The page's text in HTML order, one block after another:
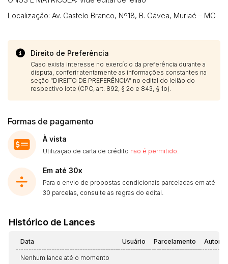
Localização: Av. Castelo Branco, Nº18, B. Gávea, Muriaé – MG
Direito de Preferência
Caso exista interesse no exercício da preferência durante a
disputa, conferir atentamente as informações constantes na
seção “DIREITO DE PREFERÊNCIA” no edital do leilão do
respectivo lote (CPC, art. 892, § 2o e 843, § 1o).
Formas de pagamento
À vista
Utilização de carta de crédito não é permitido
Em até 30x
Para o envio de propostas condicionais parceladas em até
30 parcelas, consulte as regras do edital.
Histórico de Lances
Data Usuário Parcelamento
Nenhum lance até o momento